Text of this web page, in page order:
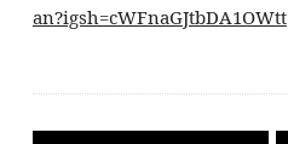
an?igsh=cWFnaGJtbDA1OWtt